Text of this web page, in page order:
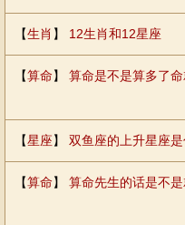
【生肖 】 12生肖和12星座
【算命】 算命是不是算多了
【星座】 双鱼座的上升星座
【算命】 算命先生的话是不